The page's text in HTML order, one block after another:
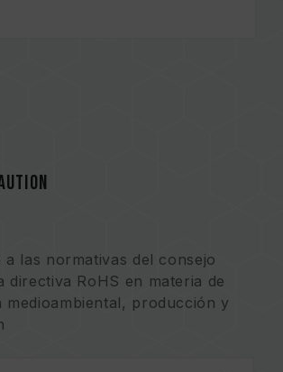
a las normativas del consejo
directiva RoHS en materia de
medioambiental, producción y